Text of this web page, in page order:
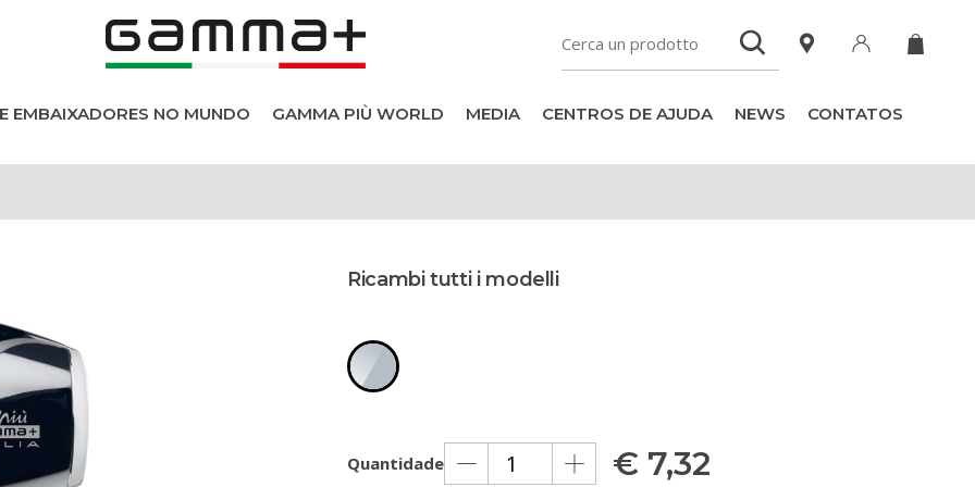
cabelo
EMBAIXADORES NO MUNDO GAMMA PIÙ WORLD MEDIA CENTROS DE AJUDA NEWS CONTATOS
Ricambi tutti i modelli
Quantidade € 7,32